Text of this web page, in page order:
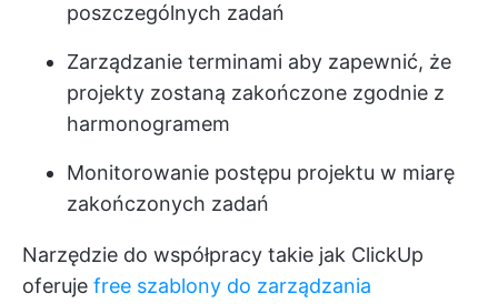
poszczególnych zadań
Zarządzanie terminami aby zapewnić, że
projekty zostaną zakończone zgodnie z
harmonogramem
Monitorowanie postępu projektu w miarę
zakończonych zadań
Narzędzie do współpracy takie jak ClickUp
oferuje free szablony do zarządzania